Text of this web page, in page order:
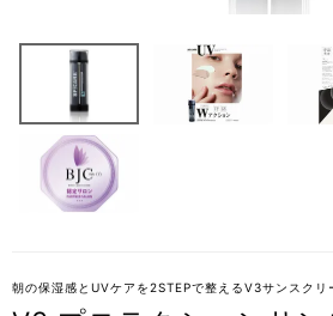
朝の保湿感とUVケアを2STEPで整えるV3サンスクリ